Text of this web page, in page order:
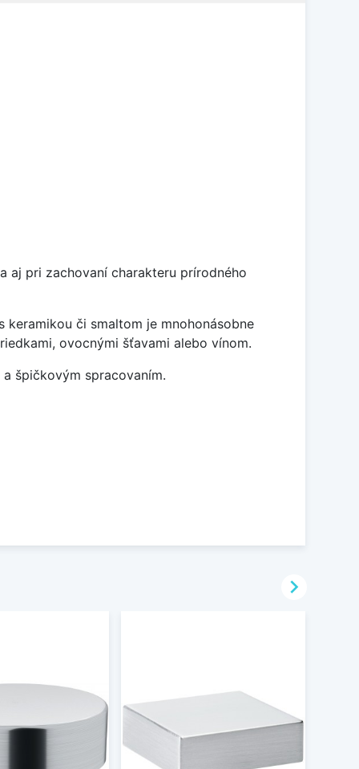
aj pri zachovaní charakteru prírodného
či smaltom je mnohonásobne
ovocnými šťavami alebo vínom.
špičkovým spracovaním.
